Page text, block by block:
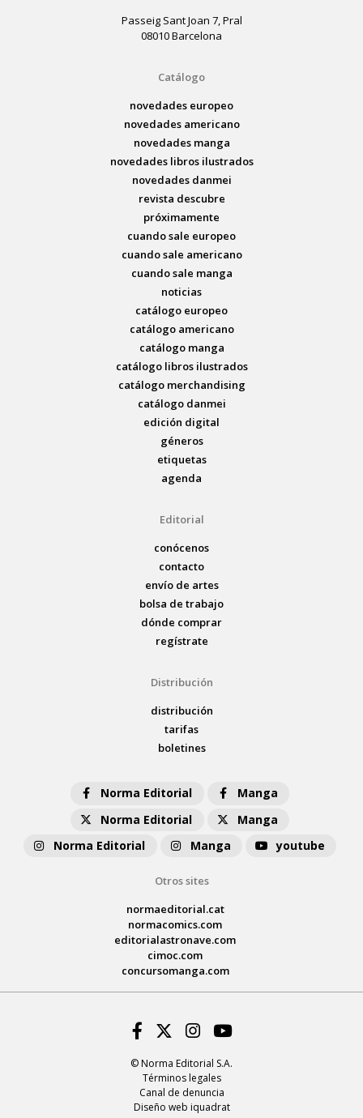
Passeig Sant Joan 7, Pral
08010 Barcelona
Catálogo
novedades europeo
novedades americano
novedades manga
novedades libros ilustrados
novedades danmei
revista descubre
próximamente
cuando sale europeo
cuando sale americano
cuando sale manga
noticias
catálogo europeo
catálogo americano
catálogo manga
catálogo libros ilustrados
catálogo merchandising
catálogo danmei
edición digital
géneros
etiquetas
agenda
Editorial
conócenos
contacto
envío de artes
bolsa de trabajo
dónde comprar
regístrate
Distribución
distribución
tarifas
boletines
Norma Editorial
Manga
Norma Editorial
Manga
Norma Editorial
Manga youtube
Otros sites
normaeditorial.cat
normacomics.com
editorialastronave.com
cimoc.com
concursomanga.com
© Norma Editorial S.A.
Términos legales
Canal de denuncia
Diseño web iquadrat
Facebook
Twitter
Instagram
Youtube